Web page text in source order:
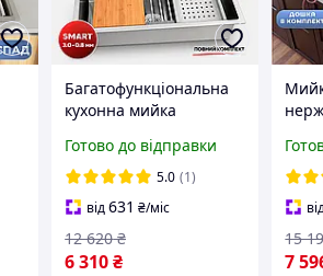
Багатофункціональна
кухонна мийка
індикатором
температури
Готово до відправки
5.0 (1)
від631 ₴/міс
6 310₴
12 620 ₴
Black
7
15